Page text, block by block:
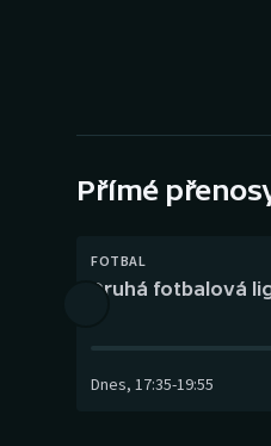
Přímé
FOTBAL
Druhá fotbalová
Dnes, 17:35-19:55